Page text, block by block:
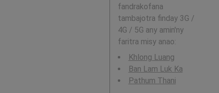
fandrakofana
tambajotra finday 3G /
4G / 5G any amin'ny
faritra misy anao:
Khlong Luang
Ban Lam Luk Ka
Pathum Thani